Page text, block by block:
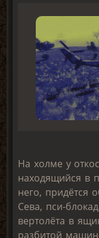
На холме у
находящийся в
него, придётся
Сева, пси-
вертолёта в
разбитой